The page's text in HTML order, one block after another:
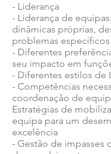
- Liderança
- Liderança de
dinâmicas próprias,
problemas específicos
- Diferentes
seu impacto em
- Diferentes estilos de
- Competências
coordenação de
Estratégias de
equipa para um
excelência
- Gestão de impasses